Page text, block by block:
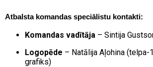
Atbalsta komandas speciālistu kontakti:
Komandas vadītāja – Sintija
Logopēde – Natālija Aļohina (telpa-
grafiks)